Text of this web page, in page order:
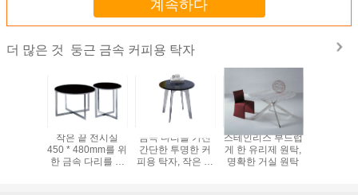
계속하다
더 많은 것 둥근 금속 커피용 탁자
작은 끝 전시실
450 * 480mm를 위
한 금속 다리를 가
금속 다리를 가진
간단한 투명한 커
피용 탁자, 작은 끝
스테인리스 부드럽
게 한 유리제 원탁,
명확한 거실 원탁